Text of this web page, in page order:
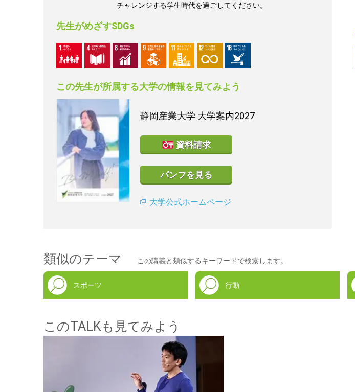
チャレンジする学生時代を過ごしてください。
先生がめざすSDGs
この先生が所属する大学の情報を見てみよう
静岡産業大学 大学案内2027
資料請求
パンフを見る
大学公式ホームページ
類似のテーマ この講義と類似するキーワードで検索します。
スポーツ 行動
このTALKも見てみよう